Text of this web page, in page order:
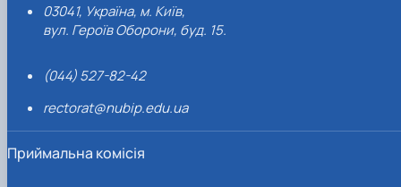
03041, Україна, м. Київ,
вул. Героїв Оборони, буд. 15.
(044) 527-82-42
rectorat@nubip.edu.ua
Приймальна комісія